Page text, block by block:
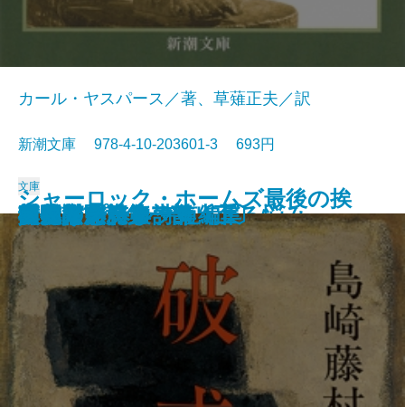
春の城
桜の実の熟する時
千曲川のスケッチ
シャーロック・ホームズ最後の挨
拶
人間の土地
クヌルプ
夜明け前 第二部〔下〕
夜明け前 第二部〔上〕
小さき者へ・生れ出づる悩み
哲学入門
カール・ヤスパース／著、草薙正夫／訳
新潮文庫 978-4-10-203601-3 693円
文庫
破戒
夜明け前 第一部〔上〕
夜明け前 第一部〔下〕
肉体の悪魔
青春は美わし
コクトー詩集
アポリネール詩集
人生論ノート
異邦人
スタインベック短編集